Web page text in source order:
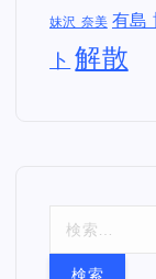
妹沢 奈美 有島
ト 解散